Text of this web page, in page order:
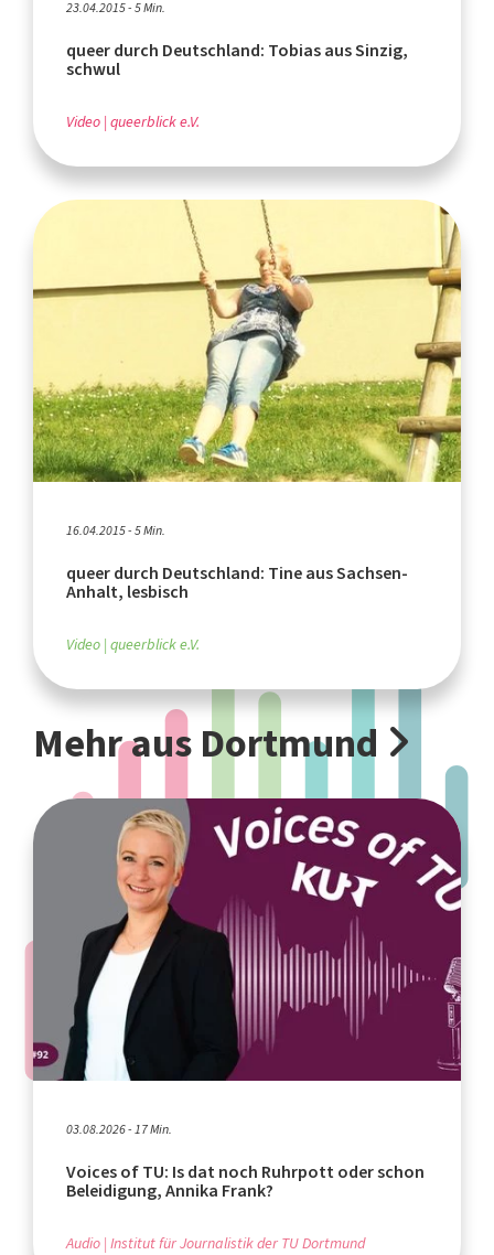
23.04.2015 - 5 Min.
queer durch Deutschland: Tobias aus Sinzig,
schwul
Video queerblick e.V.
16.04.2015 - 5 Min.
queer durch Deutschland: Tine aus Sachsen-
Anhalt, lesbisch
Video queerblick e.V.
Mehr aus Dortmund
03.08.2026 - 17 Min.
Voices of TU: Is dat noch Ruhrpott oder schon
Beleidigung, Annika Frank?
Audio Institut für Journalistik der TU Dortmund